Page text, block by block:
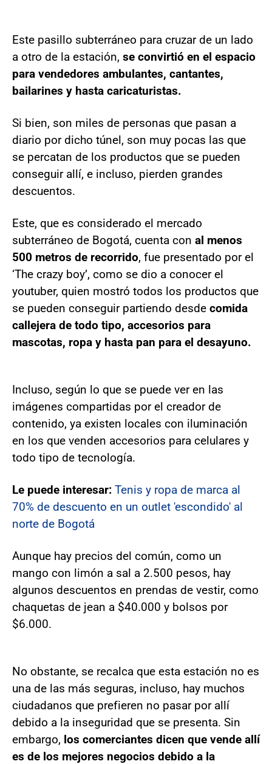
Este pasillo subterráneo para cruzar de un lado
a otro de la estación, se convirtió en el espacio
para vendedores ambulantes, cantantes,
bailarines y hasta caricaturistas.
Si bien, son miles de personas que pasan a
diario por dicho túnel, son muy pocas las que
se percatan de los productos que se pueden
conseguir allí, e incluso, pierden grandes
descuentos.
Este, que es considerado el mercado
subterráneo de Bogotá, cuenta con al menos
500 metros de recorrido, fue presentado por el
‘The crazy boy’, como se dio a conocer el
youtuber, quien mostró todos los productos que
se pueden conseguir partiendo desde comida
callejera de todo tipo, accesorios para
mascotas, ropa y hasta pan para el desayuno.
Incluso, según lo que se puede ver en las
imágenes compartidas por el creador de
contenido, ya existen locales con iluminación
en los que venden accesorios para celulares y
todo tipo de tecnología.
Le puede interesar: Tenis y ropa de marca al
70% de descuento en un outlet 'escondido' al
norte de Bogotá
Aunque hay precios del común, como un
mango con limón a sal a 2.500 pesos, hay
algunos descuentos en prendas de vestir, como
chaquetas de jean a $40.000 y bolsos por
$6.000.
No obstante, se recalca que esta estación no es
una de las más seguras, incluso, hay muchos
ciudadanos que prefieren no pasar por allí
debido a la inseguridad que se presenta. Sin
embargo, los comerciantes dicen que vende allí
es de los mejores negocios debido a la